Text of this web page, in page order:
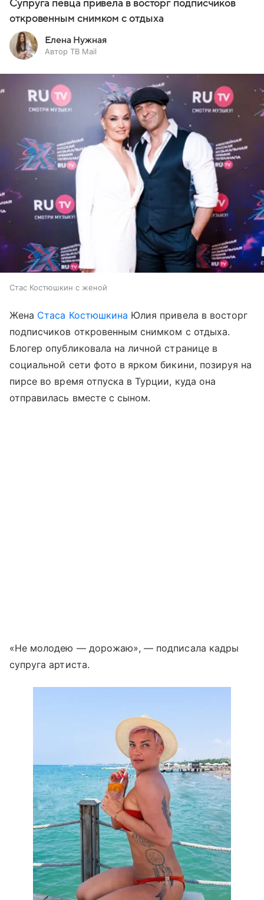
Супруга певца привела в восторг подписчиков
откровенным снимком с отдыха
Елена Нужная
Автор ТВ Mail
Стас Костюшкин с женой
Жена Стаса Костюшкина Юлия привела в восторг
подписчиков откровенным снимком с отдыха.
Блогер опубликовала на личной странице в
социальной сети фото в ярком бикини, позируя на
пирсе во время отпуска в Турции, куда она
отправилась вместе с сыном.
«Не молодею — дорожаю», — подписала кадры
супруга артиста.